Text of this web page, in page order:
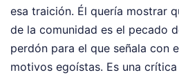
esa traición. Él quería mostrar
de la comunidad es el pecado
perdón para el que señala con
motivos egoístas. Es una